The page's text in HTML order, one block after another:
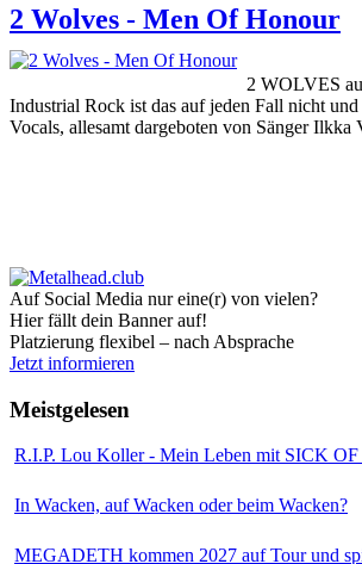
2 Wolves - Men Of Honour
2 WOLVES
Industrial Rock ist das auf jeden Fall nicht
Vocals, allesamt dargeboten von Sänger Ilkka
Auf Social Media nur eine(r) von vielen?
Hier fällt dein Banner auf!
Platzierung flexibel – nach Absprache
Jetzt informieren
Meistgelesen
R.I.P. Lou Koller - Mein Leben mit SICK
In Wacken, auf Wacken oder beim Wacken?
MEGADETH kommen 2027 auf Tour und